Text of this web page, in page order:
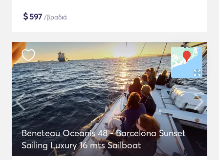
$597 /βραδιά
Beneteau Oceanis 48 - Barcelona Sunset
Sailing Luxury 16 mts Sailboat